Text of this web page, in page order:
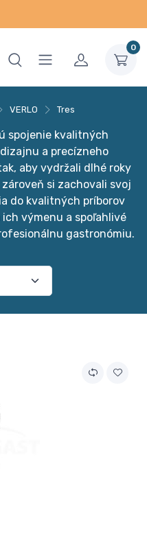
0
VERLO Tres
spojenie kvalitných
a precízneho
aby vydržali dlhé roky
si zachovali svoj
do kvalitných príborov
výmenu a spoľahlivé
gastronómiu.